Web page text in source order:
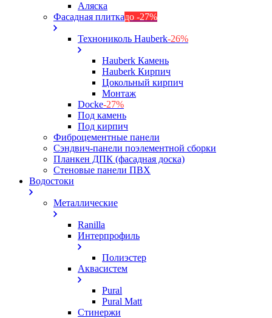
Аляска
Фасадная плиткадо -27%
Технониколь Hauberk-26%
Hauberk Камень
Hauberk Кирпич
Цокольный кирпич
Монтаж
Docke-27%
Под камень
Под кирпич
Фиброцементные панели
Сэндвич-панели поэлементной сборки
Планкен ДПК (фасадная доска)
Стеновые панели ПВХ
Водостоки
Металлические
Ranilla
Интерпрофиль
Полиэстер
Аквасистем
Pural
Pural Matt
Стинержи